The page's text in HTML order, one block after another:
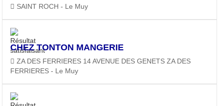
SAINT ROCH - Le Muy
CHEZ TONTON MANGERIE
ZA DES FERRIERES 14 AVENUE DES GENETS ZA DES
FERRIERES - Le Muy